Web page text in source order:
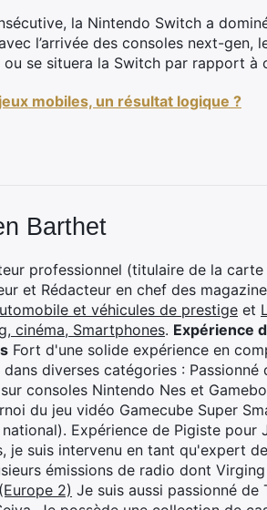
la Nintendo Switch a
l’arrivée des consoles next-
ou se situera la Switch par rapport à
mobiles, un résultat logique ?
Barthet
professionnel (titulaire de la
et Rédacteur en chef des
et véhicules de prestige et
cinéma, Smartphones. Expérience
Fort d'une solide expérience en
dans diverses catégories :
consoles Nintendo Nes et
du jeu vidéo Gamecube Super
Expérience de Pigiste pour
je suis intervenu en tant qu'expert
émissions de radio dont
2) Je suis aussi passionné